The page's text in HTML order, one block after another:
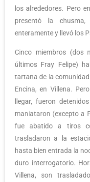
los alrededores. Pero
presentó la
enteramente y llevó los
Cinco miembros (dos
últimos Fray Felipe)
tartana de la
Encina, en Villena.
llegar, fueron
maniataron (excepto a
fue abatido a tiros
trasladaron a la
hasta bien entrada la
duro interrogatorio.
Villena, son